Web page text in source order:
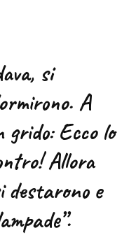
si
A
grido: Ecco lo
Allora
destarono e